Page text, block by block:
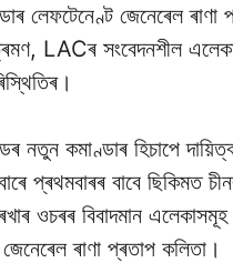
লেফটেনেণ্ট জেনেৰেল ৰাণা
LACৰ সংবেদনশীল এলেকা
নতুন কমাণ্ডাৰ হিচাপে
প্ৰথমবাৰৰ বাবে ছিকিমত
ওচৰৰ বিবাদমান এলেকাসমূহ
ৰাণা প্ৰতাপ কলিতা।